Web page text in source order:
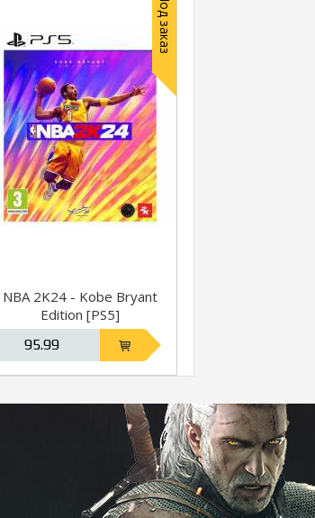
Под заказ
NBA 2K24 - Kobe Bryant
Edition [PS5]
95.99